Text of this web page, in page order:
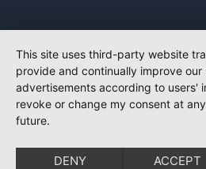
This site uses third-party website
provide and continually improve
advertisements according to users'
revoke or change my consent at
future.
DENY ACCEPT